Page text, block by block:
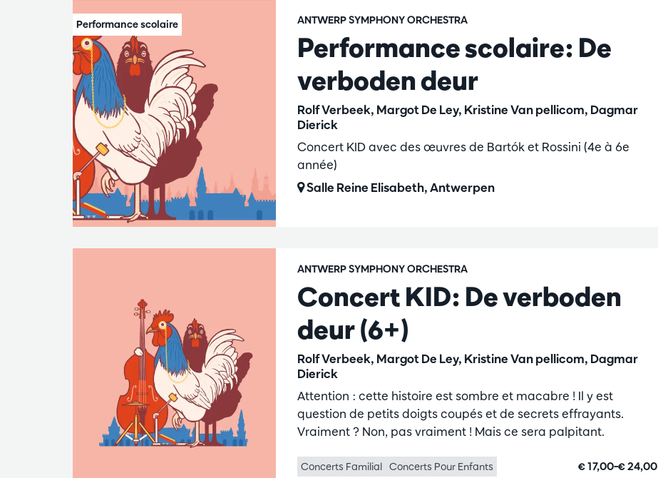
Performance scolaire: De
verboden deur
Rolf Verbeek, Margot De Ley, Kristine Van pellicom, Dagmar
Dierick
ANTWERP SYMPHONY ORCHESTRA
Concert KID avec des œuvres de Bartók et Rossini (4e à 6e
année)
Salle Reine Elisabeth, Antwerpen
Concert KID: De verboden
deur (6+)
Rolf Verbeek, Margot De Ley, Kristine Van pellicom, Dagmar
Dierick
ANTWERP SYMPHONY ORCHESTRA
Attention : cette histoire est sombre et macabre ! Il y est
question de petits doigts coupés et de secrets effrayants.
Vraiment ? Non, pas vraiment ! Mais ce sera palpitant.
Concerts Familial Concerts Pour Enfants € 17,00–€ 24,00